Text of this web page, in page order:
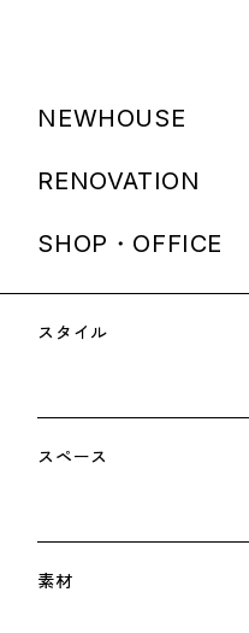
NEWHOUSE
RENOVATION
SHOP・OFFICE
スタイル
スペース
素材